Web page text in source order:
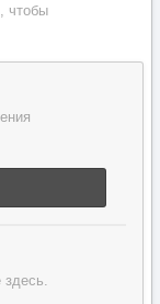
чтобы